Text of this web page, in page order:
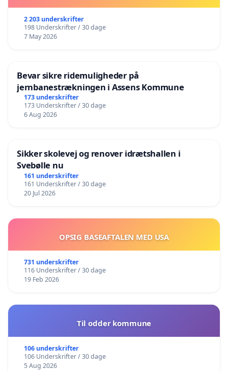
2 203 underskrifter
198 Underskrifter / 30 dage
7 May 2026
Bevar sikre ridemuligheder på
jernbanestrækningen i Assens Kommune
173 underskrifter
173 Underskrifter / 30 dage
6 Aug 2026
Sikker skolevej og renover idrætshallen i
Svebølle nu
161 underskrifter
161 Underskrifter / 30 dage
20 Jul 2026
OPSIG BASEAFTALEN MED USA
731 underskrifter
116 Underskrifter / 30 dage
19 Feb 2026
Til odder kommune
106 underskrifter
106 Underskrifter / 30 dage
5 Aug 2026